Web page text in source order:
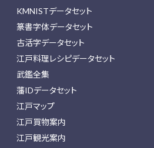
KMNISTデータセット
篆書字体データセット
古活字データセット
江戸料理レシピデータセット
武鑑全集
藩IDデータセット
江戸マップ
江戸買物案内
江戸観光案内